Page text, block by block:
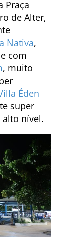
Praça
de Alter,
Nativa,
com
, muito
Éden
super
nível.